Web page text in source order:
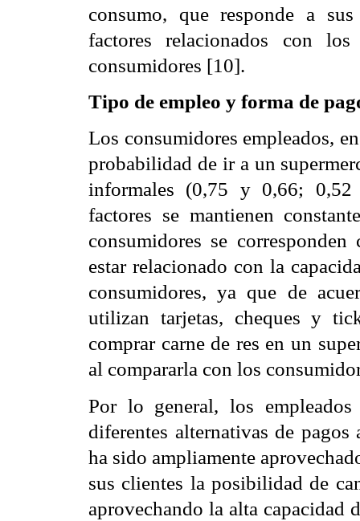
consumo, que responde a
factores relacionados con
consumidores [10].
Tipo de empleo y forma de
Los consumidores empleados,
probabilidad de ir a un
informales (0,75 y 0,66; 0,52
factores se mantienen
consumidores se
estar relacionado con la
consumidores, ya que de
utilizan tarjetas, cheques y
comprar carne de res en un
al compararla con los
Por lo general, los
diferentes alternativas de
ha sido ampliamente
sus clientes la posibilidad de
aprovechando la alta capacidad